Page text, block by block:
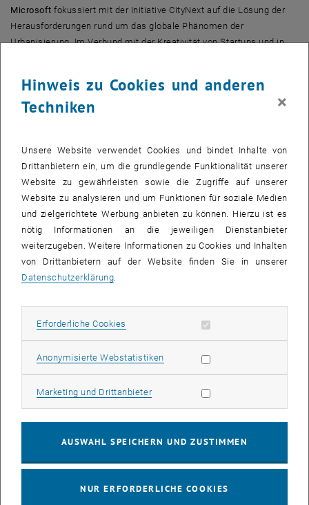
Microsoftfokussiert mit der Initiative CityNext auf die Lösung der
Herausforderungen rund um das globale Phänomen der
Urbanisierung. Im Verbund mit der Kreativität von Startups und in
Microsoft im Rahmen der Initiative „Innovation to Company“
Kooperationen mit Startups: Die eingereichten Lösungen können
Preise im Gesamtwert von über EUR 350.000.- und öffnet seine
Vertriebsstrukturen und Partnernetzwerke mit aktuell rund 3.000
Microsoft Partnern in Österreich.
Kategorie:hochskalierbare Cloud-basierte Lösungen „ready to
market“ (eingereichte Lösungen müssen Microsoft Azure nutzen
bzw. auf Microsoft Azure laufen)
DieRudolf Heintel GmbHist seit 1918 eines der fortschrittlichsten
Unternehmen bei der Einführung
Produkte ist der Thorax Safe. Für dieses Medizinprodukt sucht
Heintel eine B2B Vermarktungs- und Vertriebsstruktur in Österreich
und international. Die Teilnehmer_innen (sowohl bereits bestehende
Unternehmen und Startups oder auch an der Challenge bieten ein
Konzept mit konkreter kommerzieller Umsetzung für den Vertrieb
und die Vermarktung des Produkts an Krankenhäuser und
Entscheider_innen im Gesundheitswesen unter Berücksichtigung
landesspezifischer Ansätze an. Die Annahme der Firma Heintel ist,
digital erfolgt. Die Verwendung von Internettechnologien und
bestehenden E-/M-Commercelösungen zur Senkung der Kosten und
Hinweis zu Cookies und anderen
Techniken
×
Unsere Website verwendet Cookies und bindet Inhalte von
Drittanbietern ein, um die grundlegende Funktionalität unserer
Website zu gewährleisten sowie die Zugriffe auf unserer
Website zu analysieren und um Funktionen für soziale Medien
und zielgerichtete Werbung anbieten zu können. Hierzu ist es
nötig Informationen an die jeweiligen Dienstanbieter
weiterzugeben. Weitere Informationen zu Cookies und Inhalten
von Drittanbietern auf der Website finden Sie in unserer
Datenschutzerklärung.
Erforderliche Cookies Erforderliche Cookies zulassen
Anonymisierte WebstatistikenStatistik Cookies zulassen
Marketing und DrittanbieterMarketing Cookies zulassen
AUSWAHL SPEICHERN UND ZUSTIMMEN
NUR ERFORDERLICHE COOKIES